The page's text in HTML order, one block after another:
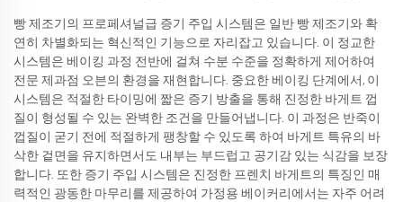
빵 제조기의 프로페셔널급 증기 주입 시스템은 일반 빵 제조기와 확
연히 차별화되는 혁신적인 기능으로 자리잡고 있습니다. 이 정교한
시스템은 베이킹 과정 전반에 걸쳐 수분 수준을 정확하게 제어하여
전문 제과점 오븐의 환경을 재현합니다. 중요한 베이킹 단계에서, 이
시스템은 적절한 타이밍에 짧은 증기 방출을 통해 진정한 바게트 껍
질이 형성될 수 있는 완벽한 조건을 만들어냅니다. 이 과정은 반죽이
껍질이 굳기 전에 적절하게 팽창할 수 있도록 하여 바게트 특유의 바
삭한 겉면을 유지하면서도 내부는 부드럽고 공기감 있는 식감을 보장
합니다. 또한 증기 주입 시스템은 진정한 프렌치 바게트의 특징인 매
력적인 광동한 마무리를 제공하여 가정용 베이커리에서는 자주 어려